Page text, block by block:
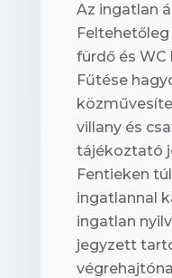
Az ingatlan
Feltehetőleg
fürdő és WC
Fűtése
villany és
tájékoztató
Fentieken
ingatlannal
ingatlan
jegyzett